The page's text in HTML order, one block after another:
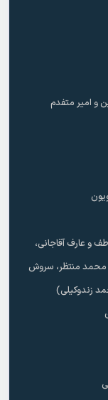
و امیر متفدم
و عارف آقاجانی،
محمد منتظر، سروش
زندوکیلی)